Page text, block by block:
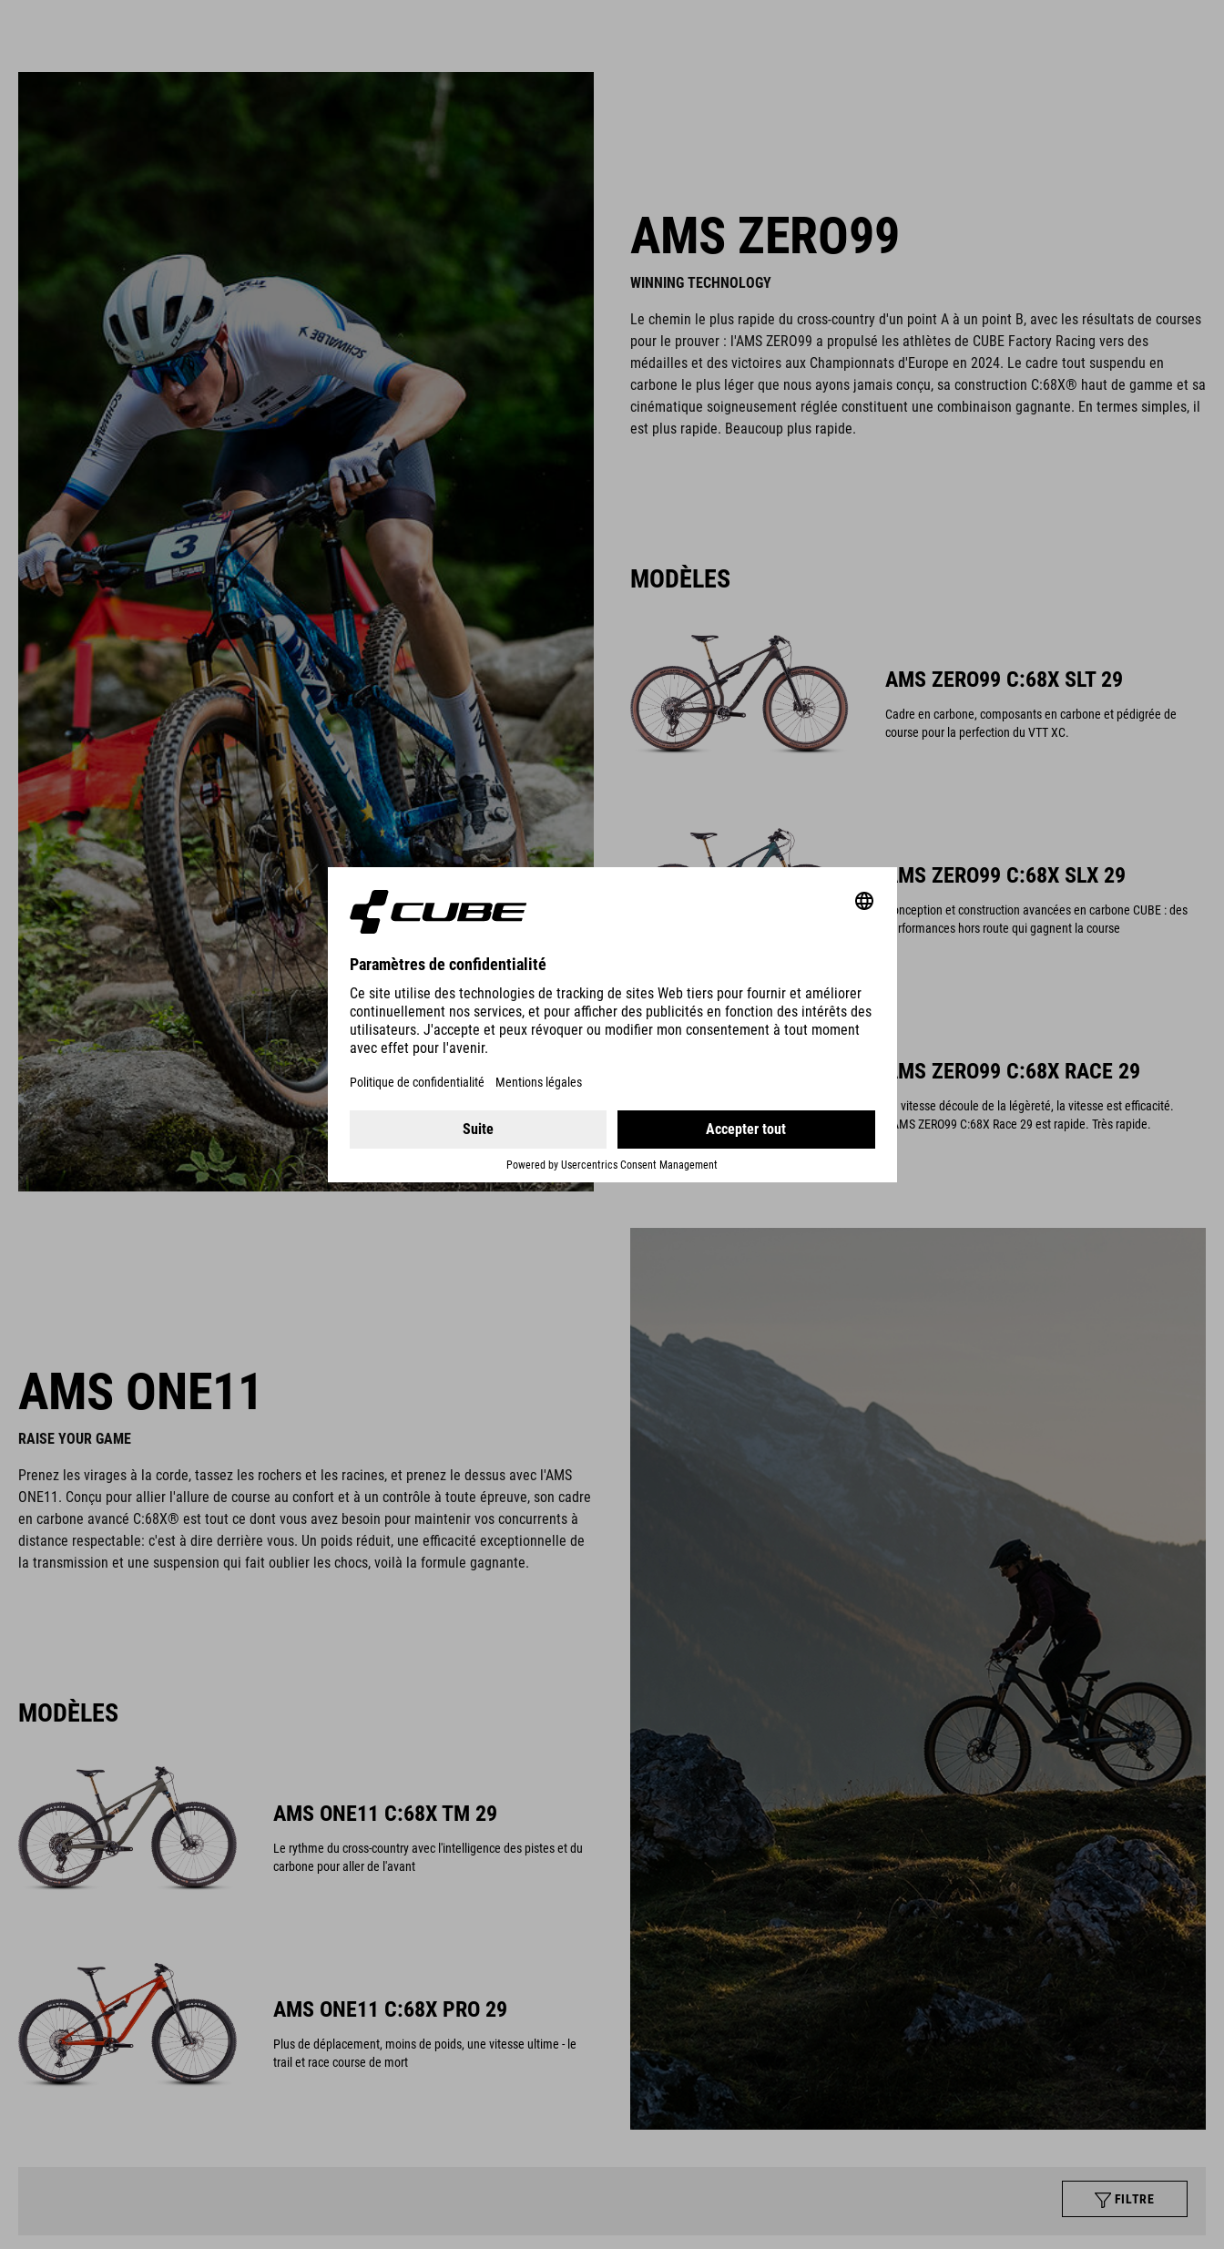
AMS ZERO99
WINNING TECHNOLOGY
Le chemin le plus rapide du cross-country d'un point A à un point B, avec les résultats de courses
pour le prouver : l'AMS ZERO99 a propulsé les athlètes de CUBE Factory Racing vers des
médailles et des victoires aux Championnats d'Europe en 2024. Le cadre tout suspendu en
carbone le plus léger que nous ayons jamais conçu, sa construction C:68X® haut de gamme et sa
cinématique soigneusement réglée constituent une combinaison gagnante. En termes simples, il
est plus rapide. Beaucoup plus rapide.
MODÈLES
AMS ZERO99 C:68X SLT 29
Cadre en carbone, composants en carbone et pédigrée de
course pour la perfection du VTT XC.
AMS ZERO99 C:68X SLX 29
Conception et construction avancées en carbone CUBE : des
performances hors route qui gagnent la course
AMS ZERO99 C:68X RACE 29
La vitesse découle de la légèreté, la vitesse est efficacité.
L’AMS ZERO99 C:68X Race 29 est rapide. Très rapide.
AMS ONE11
RAISE YOUR GAME
Prenez les virages à la corde, tassez les rochers et les racines, et prenez le dessus avec l'AMS
ONE11. Conçu pour allier l'allure de course au confort et à un contrôle à toute épreuve, son cadre
en carbone avancé C:68X® est tout ce dont vous avez besoin pour maintenir vos concurrents à
distance respectable: c'est à dire derrière vous. Un poids réduit, une efficacité exceptionnelle de
la transmission et une suspension qui fait oublier les chocs, voilà la formule gagnante.
MODÈLES
AMS ONE11 C:68X TM 29
Le rythme du cross-country avec l'intelligence des pistes et du
carbone pour aller de l'avant
AMS ONE11 C:68X PRO 29
Plus de déplacement, moins de poids, une vitesse ultime - le
trail et race course de mort
FILTRE